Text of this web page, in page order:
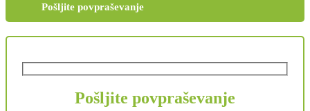
Pošljite povpraševanje
Pošljite povpraševanje